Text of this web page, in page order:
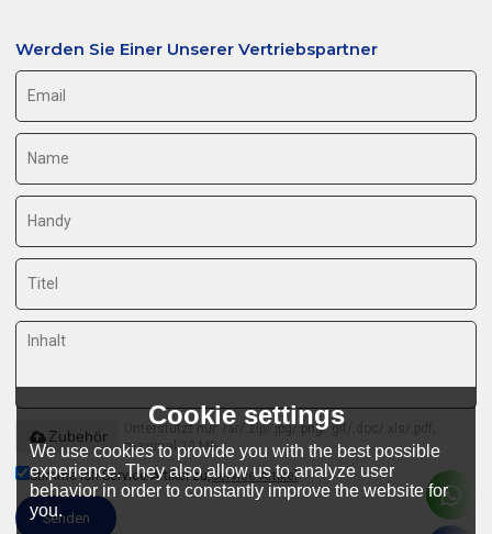
Werden Sie Einer Unserer Vertriebspartner
Unterstützt nur .rar/.zip/.jpg/.png/.gif/.doc/.xls/.pdf,
maximal 20 MB
Zubehör
Stimme ich Service-Artikel zu,Service-Artikel
Senden
Cookie settings
We use cookies to provide you with the best possible
experience. They also allow us to analyze user
behavior in order to constantly improve the website for
you.